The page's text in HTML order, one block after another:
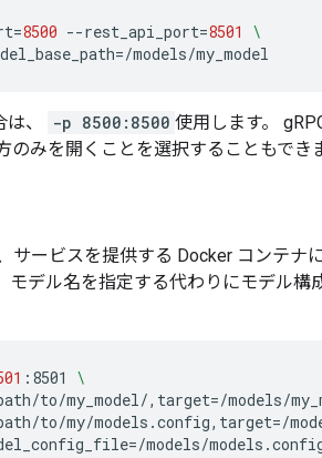
=8500 --rest_api_port=8501
\
=
、 -p 8500:8500 使用します。
みを開くことを選択することもできま
サービスを提供する Docker コンテナ
モデル名を指定する代わりにモデル構
:8501
\
to/my_model/,target=/models/
to/my/models.config,target=/
=